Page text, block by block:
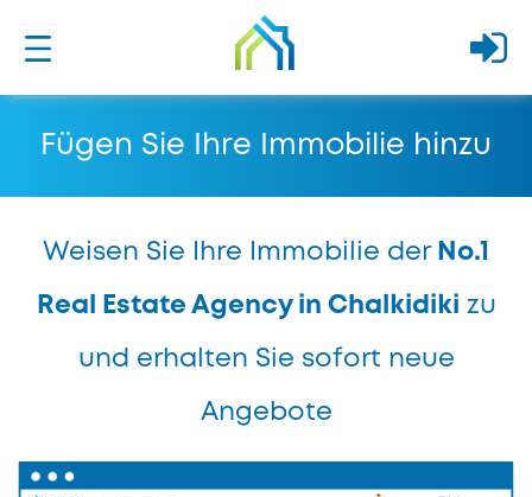
Fügen Sie Ihre Immobilie hinzu
Weisen Sie Ihre Immobilie der No.1
Real Estate Agency in Chalkidiki zu
und erhalten Sie sofort neue
Angebote